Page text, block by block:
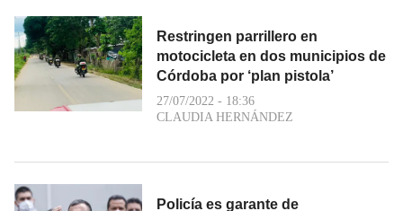
Restringen parrillero en
motocicleta en dos municipios de
Córdoba por ‘plan pistola’
27/07/2022 - 18:36
CLAUDIA HERNÁNDEZ
Policía es garante de